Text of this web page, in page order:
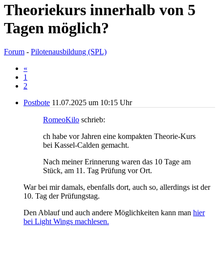
Theoriekurs innerhalb von 5
Tagen möglich?
Forum - Pilotenausbildung (SPL)
«
1
2
Postbote 11.07.2025 um 10:15 Uhr
RomeoKilo schrieb:
ch habe vor Jahren eine kompakten Theorie-Kurs
bei Kassel-Calden gemacht.
Nach meiner Erinnerung waren das 10 Tage am
Stück, am 11. Tag Prüfung vor Ort.
War bei mir damals, ebenfalls dort, auch so, allerdings ist der
10. Tag der Prüfungstag.
Den Ablauf und auch andere Möglichkeiten kann man hier
bei Light Wings machlesen.